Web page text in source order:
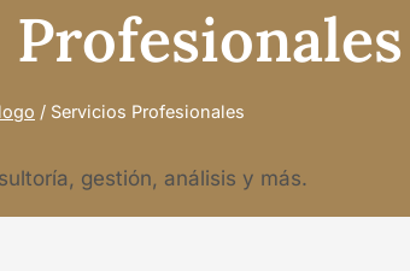
/ Servicios Profesionales
gestión, análisis y más.